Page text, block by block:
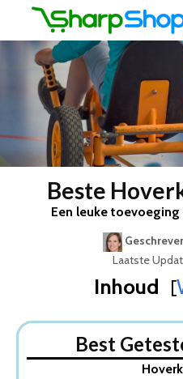
Beste
Een leuke
Laatste
Inhoud [
1. Hoverkart Wit
2. Denver Hoverboard
Best